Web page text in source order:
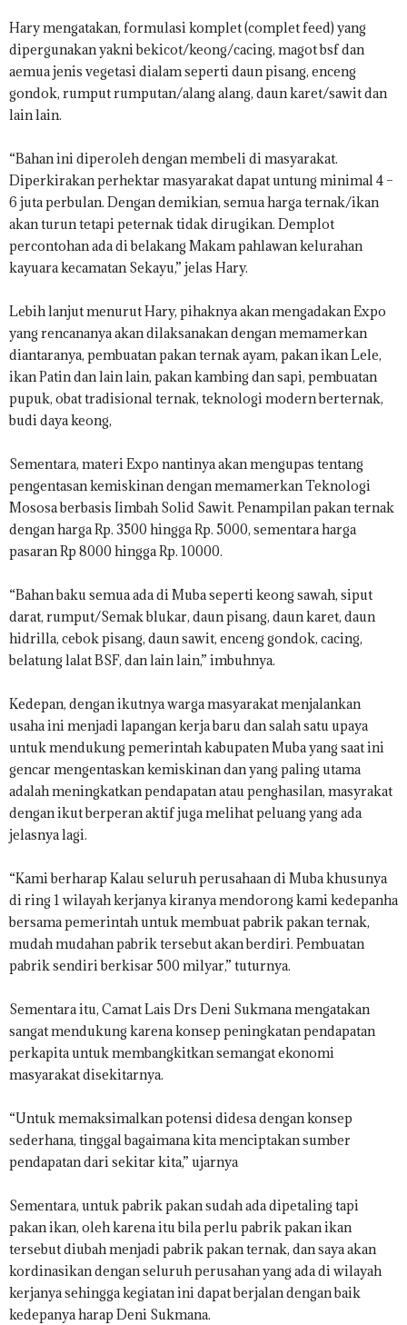
Hary mengatakan, formulasi komplet​ (complet feed) yang
dipergunakan yakni bekicot/keong/cacing, magot bsf dan
aemua jenis vegetasi dialam seperti daun pisang, enceng
gondok, rumput rumputan/alang alang, daun karet/sawit dan
lain lain.
“Bahan ini diperoleh dengan membeli di masyarakat.​
Diperkirakan perhektar masyarakat dapat untung minimal 4 –
6 juta perbulan. Dengan demikian, semua harga ternak/ikan
akan turun tetapi peternak tidak dirugikan. Demplot
percontohan ada di belakang Makam pahlawan kelurahan
kayuara kecamatan Sekayu,” jelas Hary.
Lebih lanjut menurut Hary, pihaknya akan mengadakan Expo
yang rencananya akan dilaksanakan dengan memamerkan
diantaranya, pembuatan pakan ternak ayam, pakan ikan Lele,
ikan Patin dan lain lain, pakan kambing dan sapi, pembuatan
pupuk, obat tradisional ternak, teknologi modern berternak,
budi daya keong,
Sementara, materi Expo nantinya akan mengupas tentang
pengentasan kemiskinan dengan memamerkan Teknologi
Mososa berbasis Iimbah Solid Sawit. Penampilan pakan ternak
dengan harga Rp. 3500 hingga Rp. 5000, sementara harga
pasaran Rp 8000 hingga Rp. 10000.
“Bahan baku semua ada di Muba seperti keong sawah, siput
darat, rumput/Semak blukar, daun pisang, daun karet, daun
hidrilla, cebok pisang, daun sawit, enceng gondok, cacing,
belatung lalat BSF, dan lain lain,” imbuhnya.
Kedepan, dengan ikutnya warga masyarakat menjalankan
usaha ini menjadi lapangan kerja baru dan salah satu upaya
untuk mendukung pemerintah kabupaten Muba yang saat ini
gencar mengentaskan kemiskinan dan yang paling utama
adalah meningkatkan pendapatan atau penghasilan, masyrakat
dengan ikut berperan aktif juga melihat peluang yang ada
jelasnya lagi.
“Kami berharap Kalau seluruh perusahaan di Muba khusunya
di ring 1 wilayah kerjanya kiranya mendorong kami kedepanha
bersama pemerintah untuk membuat pabrik pakan ternak,
mudah mudahan pabrik tersebut akan berdiri. Pembuatan
pabrik sendiri berkisar 500 milyar,” tuturnya.
Sementara itu, Camat Lais Drs Deni Sukmana mengatakan
sangat mendukung karena konsep peningkatan pendapatan
perkapita untuk membangkitkan semangat ekonomi
masyarakat disekitarnya.
“Untuk memaksimalkan potensi didesa dengan konsep
sederhana, tinggal bagaimana kita menciptakan sumber
pendapatan dari sekitar kita,” ujarnya
Sementara, untuk pabrik pakan sudah ada dipetaling tapi
pakan ikan, oleh karena itu bila perlu pabrik pakan ikan
tersebut diubah menjadi pabrik pakan ternak, dan saya akan
kordinasikan dengan seluruh perusahan yang ada di wilayah
kerjanya sehingga kegiatan ini dapat berjalan dengan baik
kedepanya harap Deni Sukmana.